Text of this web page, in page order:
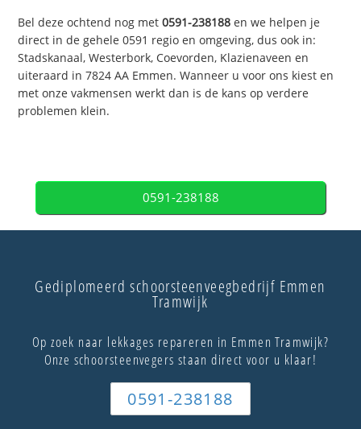
Bel deze ochtend nog met0591-238188 en we helpen je
direct in de gehele 0591 regio en omgeving, dus ook in:
Stadskanaal, Westerbork, Coevorden, Klazienaveen en
uiteraard in 7824 AA Emmen. Wanneer u voor ons kiest en
met onze vakmensen werkt dan is de kans op verdere
problemen klein.
0591-238188
Gediplomeerd schoorsteenveegbedrijf Emmen
Tramwijk
Op zoek naar lekkages repareren in Emmen Tramwijk?
Onze schoorsteenvegers staan direct voor u klaar!
0591-238188